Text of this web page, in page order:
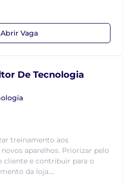
Abrir Vaga
De Tecnologia
treinamento aos
aparelhos. Priorizar pelo
cliente e contribuir para o
da loja....